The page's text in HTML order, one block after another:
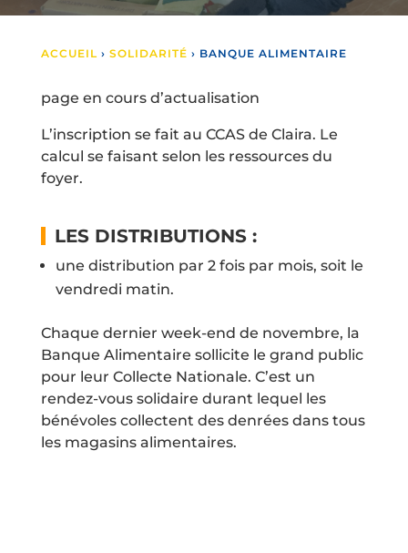
ACCUEIL › SOLIDARITÉ › BANQUE ALIMENTAIRE
page en cours d’actualisation
L’inscription se fait au CCAS de Claira. Le
calcul se faisant selon les ressources du
foyer.
LES DISTRIBUTIONS :
une distribution par 2 fois par mois, soit le
vendredi matin.
Chaque dernier week-end de novembre, la
Banque Alimentaire sollicite le grand public
pour leur Collecte Nationale. C’est un
rendez-vous solidaire durant lequel les
bénévoles collectent des denrées dans tous
les magasins alimentaires.